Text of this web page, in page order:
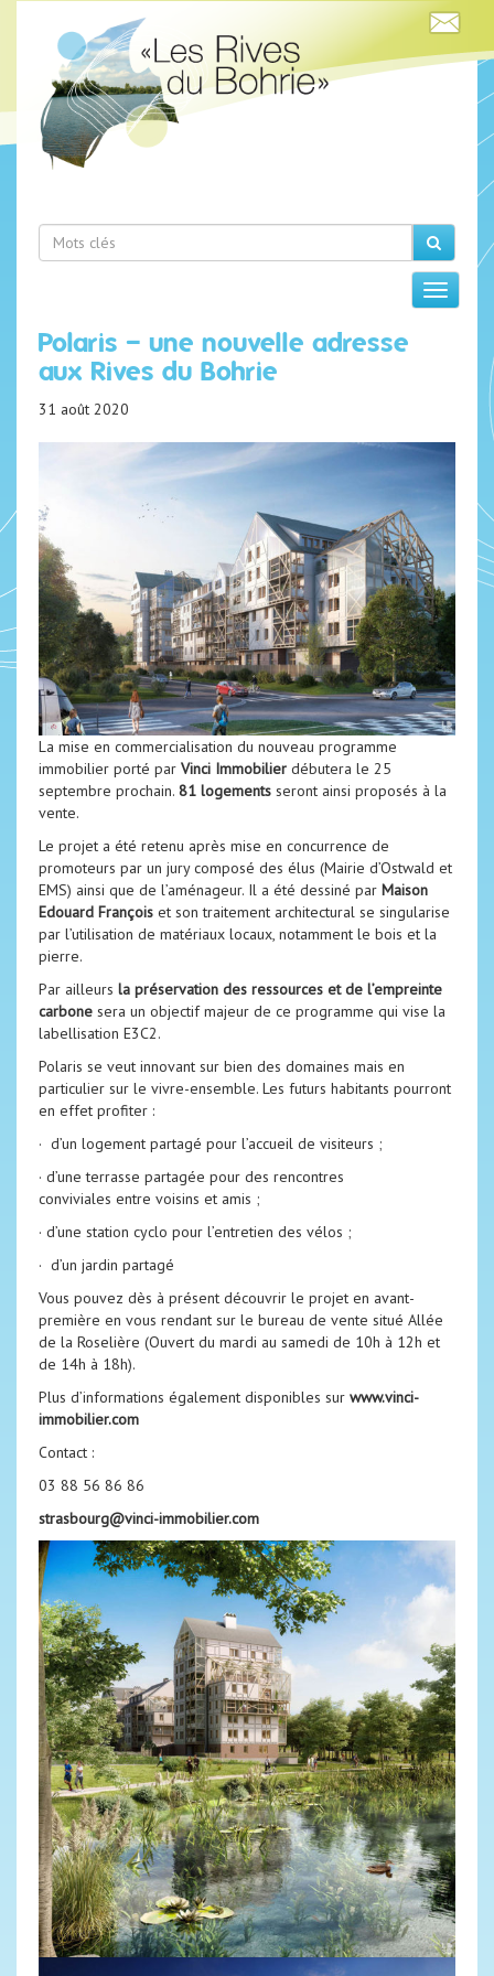
Polaris – une nouvelle adresse
aux Rives du Bohrie
31 août 2020
La mise en commercialisation du nouveau programme
immobilier porté par Vinci Immobilier débutera le 25
septembre prochain. 81 logements seront ainsi proposés à la
vente.
Le projet a été retenu après mise en concurrence de
promoteurs par un jury composé des élus (Mairie d’Ostwald et
EMS) ainsi que de l’aménageur. Il a été dessiné par Maison
Edouard François et son traitement architectural se singularise
par l’utilisation de matériaux locaux, notamment le bois et la
pierre.
Par ailleurs la préservation des ressources et de l’empreinte
carbone sera un objectif majeur de ce programme qui vise la
labellisation E3C2.
Polaris se veut innovant sur bien des domaines mais en
particulier sur le vivre-ensemble. Les futurs habitants pourront
en effet profiter :
· d’un logement partagé pour l’accueil de visiteurs ;
· d’une terrasse partagée pour des rencontres
conviviales entre voisins et amis ;
· d’une station cyclo pour l’entretien des vélos ;
· d’un jardin partagé
Vous pouvez dès à présent découvrir le projet en avant-
première en vous rendant sur le bureau de vente situé Allée
de la Roselière (Ouvert du mardi au samedi de 10h à 12h et
de 14h à 18h).
Plus d’informations également disponibles sur www.vinci-
immobilier.com
Contact :
03 88 56 86 86
strasbourg@vinci-immobilier.com